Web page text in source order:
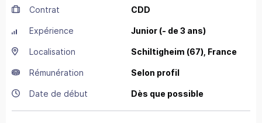
Contrat CDD
Expérience Junior (- de 3 ans)
Localisation Schiltigheim (67), France
Rémunération Selon profil
Date de début Dès que possible